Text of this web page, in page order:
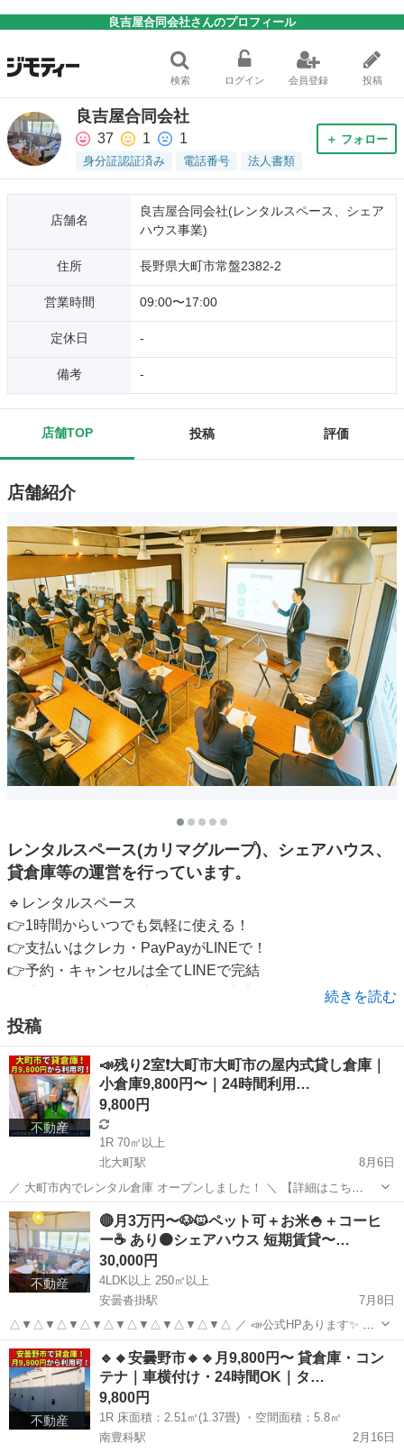
良吉屋合同会社さんのプロフィール
検索 ログイン 会員登録 投稿
良吉屋合同会社
37 1 1
身分証認証済み 電話番号 法人書類
＋ フォロー
店舗名
良吉屋合同会社(レンタルスペース、シェア
ハウス事業)
住所 長野県大町市常盤2382-2
営業時間 09:00〜17:00
定休日 -
備考 -
店舗TOP 投稿 評価
店舗紹介
レンタルスペース(カリマグループ)、シェアハウス、
貸倉庫等の運営を行っています。
🔹レンタルスペース
👉1時間からいつでも気軽に使える！
👉支払いはクレカ・PayPayがLINEで！
👉予約・キャンセルは全てLINEで完結
・カリマ高崎(群馬県高崎市)：ダンススタジオ
・サロンcarima(群馬県高崎市)：レンタルサロン
・カリマ松本(長野県松本市)：ダンススタジオ
・カリマ松本駅前(長野県松本市)：貸し会議室
・カリマZA1F(長野県松本市)：ダンススタジオ
・カリマZA2F(長野県松本市)：パーティールーム
・カリマ塩尻(長野県塩尻市)：レンタルジム
・カリマ富山(富山県富山市)：ダンススタジオ
・カリマ富山駅前(富山県富山市)：貸し会議室
△▼△▼△▼△▼△▼△▼△▼△▼△▼△▼
🔸シェアハウス
👉水道光熱Wi-Fiが全てコミコミ価格！
👉1ヶ月〜長期滞在でのご利用もOK！
👉北アルプス、白馬近隣の絶景スポット
👉田舎でのんびり移住ライフを応援します
・大町沓掛シェアハウス(長野県大町市)
・大町沓掛シェアハウス〜離れ〜(長野県大町市)
続きを読む
投稿
不動産
📣残り2室❗️大町市大町市の屋内式貸し倉庫｜
小倉庫9,800円〜｜24時間利用…
9,800円
1R 70㎡以上
北大町駅
8月6日
／ 大町市内でレンタル倉庫 オープンしました！ ＼ 【詳細はこち
ら！】 https://carima-sharehouse.com/carimastorage1/ 🔸月9,800円〜
短期か...
長野 大町市 北大町駅 その他 貸し
不動産
🔴月3万円〜🐶🐱ペット可＋お米🍚＋コーヒ
ー☕️ あり🟠シェアハウス 短期賃貸〜…
30,000円
4LDK以上 250㎡以上
安曇沓掛駅
7月8日
△▼△▼△▼△▼△▼△▼△▼△▼△▼△ ／ 📣公式HPあります✨ 🎥
360度ビューでリモート内見可！ https://carima-sharehouse.com/ ＼ 🔹
本家はこちら https:/...
長野 大町市 安曇沓掛駅 シェアハウス 無料
不動産
🔹🔸安曇野市🔸🔹月9,800円〜 貸倉庫・コン
テナ｜車横付け・24時間OK｜タ…
9,800円
1R 床面積：2.51㎡(1.37畳) ・空間面積：5.8㎥
南豊科駅
2月16日